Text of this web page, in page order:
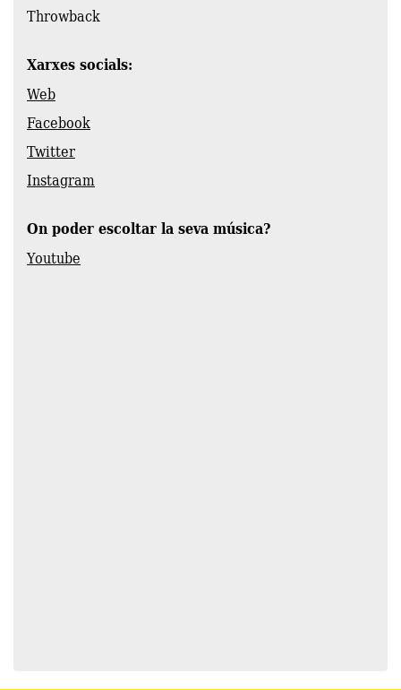
Throwback
Xarxes socials:
Web
Facebook
Twitter
Instagram
On poder escoltar la seva música?
Youtube